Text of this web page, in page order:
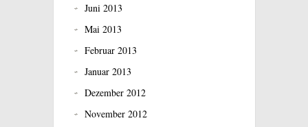
Juni 2013
Mai 2013
Februar 2013
Januar 2013
Dezember 2012
November 2012